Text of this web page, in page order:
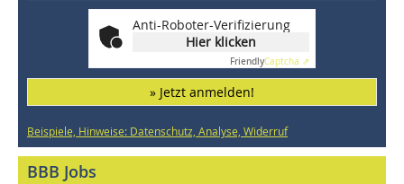
Anti-Roboter-Verifizierung
Hier klicken
FriendlyCaptcha ⇗
» Jetzt anmelden!
Beispiele, Hinweise: Datenschutz, Analyse, Widerruf
BBB Jobs